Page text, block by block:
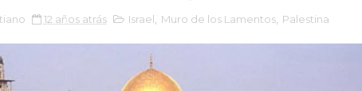
12 años atrás Israel Muro de los Lamentos, Palestina